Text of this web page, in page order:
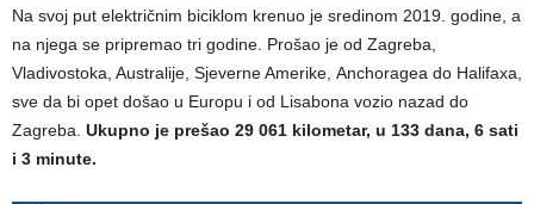
Na svoj put električnim biciklom krenuo je sredinom 2019. godine, a
na njega se pripremao tri godine. Prošao je od Zagreba,
Vladivostoka, Australije, Sjeverne Amerike, Anchoragea do Halifaxa,
sve da bi opet došao u Europu i od Lisabona vozio nazad do
Zagreba. Ukupno je prešao 29 061 kilometar, u 133 dana, 6 sati
i 3 minute.